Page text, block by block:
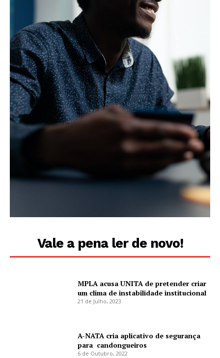
Vale a pena ler de novo!
MPLA acusa UNITA de pretender criar
um clima de instabilidade institucional
21 de Julho, 2023
A-NATA cria aplicativo de segurança
para candongueiros
6 de Outubro, 2022